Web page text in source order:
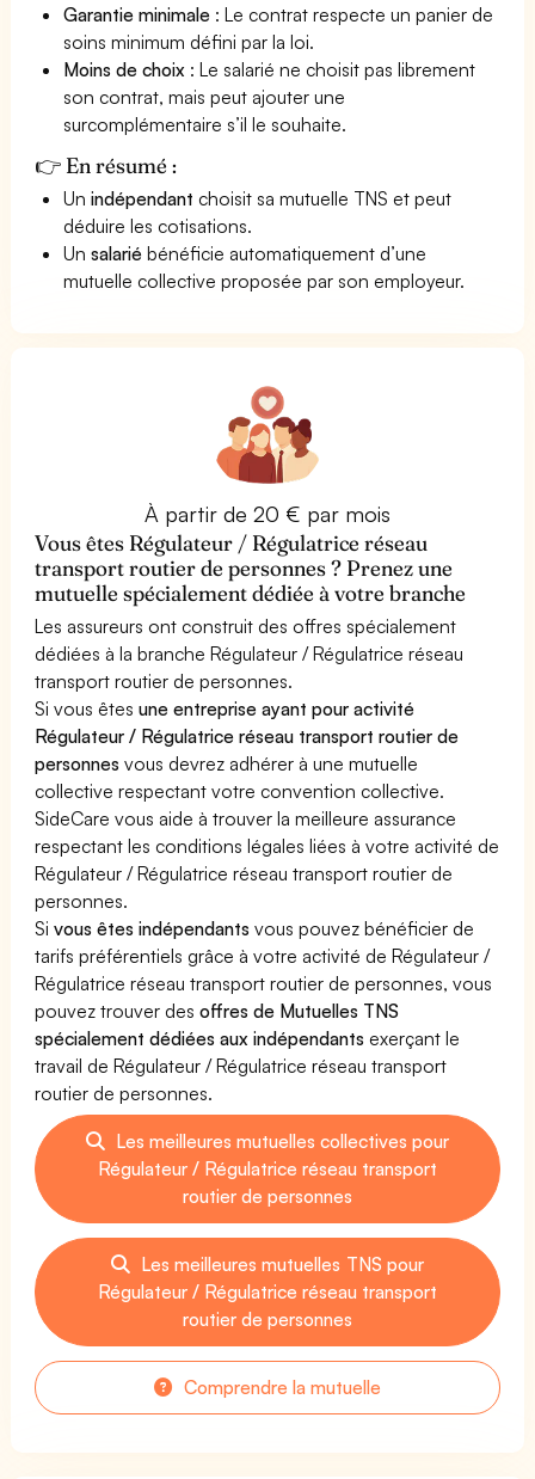
Garantie minimale : Le contrat respecte un panier de
soins minimum défini par la loi.
Moins de choix : Le salarié ne choisit pas librement
son contrat, mais peut ajouter une
surcomplémentaire s’il le souhaite.
👉 En résumé :
Unindépendant choisit sa mutuelle TNS et peut
déduire les cotisations.
Unsalarié bénéficie automatiquement d’une
mutuelle collective proposée par son employeur.
À partir de 20 € par mois
Vous êtes Régulateur / Régulatrice réseau
transport routier de personnes ? Prenez une
mutuelle spécialement dédiée à votre branche
Les assureurs ont construit des offres spécialement
dédiées à la branche Régulateur / Régulatrice réseau
transport routier de personnes.
Si vous êtesune entreprise ayant pour activité
Régulateur / Régulatrice réseau transport routier de
personnes vous devrez adhérer à une mutuelle
collective respectant votre convention collective.
SideCare vous aide à trouver la meilleure assurance
respectant les conditions légales liées à votre activité de
Régulateur / Régulatrice réseau transport routier de
personnes.
Sivous êtes indépendants vous pouvez bénéficier de
tarifs préférentiels grâce à votre activité de Régulateur /
Régulatrice réseau transport routier de personnes, vous
pouvez trouver desoffres de Mutuelles TNS
spécialement dédiées aux indépendants exerçant le
travail de Régulateur / Régulatrice réseau transport
routier de personnes.
Les meilleures mutuelles collectives pour
Régulateur / Régulatrice réseau transport
routier de personnes
Les meilleures mutuelles TNS pour
Régulateur / Régulatrice réseau transport
routier de personnes
Comprendre la mutuelle